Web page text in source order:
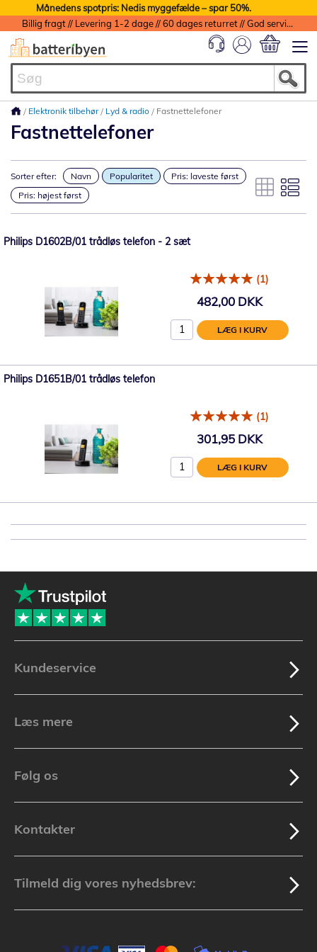
Månedens spotpris: Nedis myggefælde – spar 50%.
Billig fragt // Levering 1-2 dage // 60 dages returret // God service med garanti
Elektronik tilbehør Lyd & radio Fastnettelefoner
Fastnettelefoner
Sorter efter: Navn Popularitet
Pris: laveste først
Pris: højest først
Philips D1602B/01 trådløs telefon - 2 sæt
(1)
482,00 DKK
LÆG I KURV
Philips D1651B/01 trådløs telefon
(1)
301,95 DKK
LÆG I KURV
Kundeservice
Læs mere
Følg os
Kontakter
Tilmeld dig vores nyhedsbrev: